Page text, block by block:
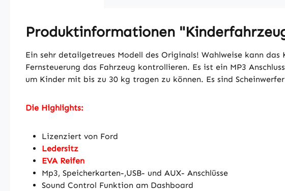
Produktinformationen
Ein sehr detailgetreues Modell des Originals! Wahlweise kann
Fernsteuerung das Fahrzeug kontrollieren. Es ist ein MP3
um Kinder mit bis zu 30 kg tragen zu können. Es sind
Die Highlights:
Lizenziert von Ford
Ledersitz
EVA Reifen
Mp3, Speicherkarten-,USB- und AUX- Anschlüsse
Sound Control Funktion am Dashboard